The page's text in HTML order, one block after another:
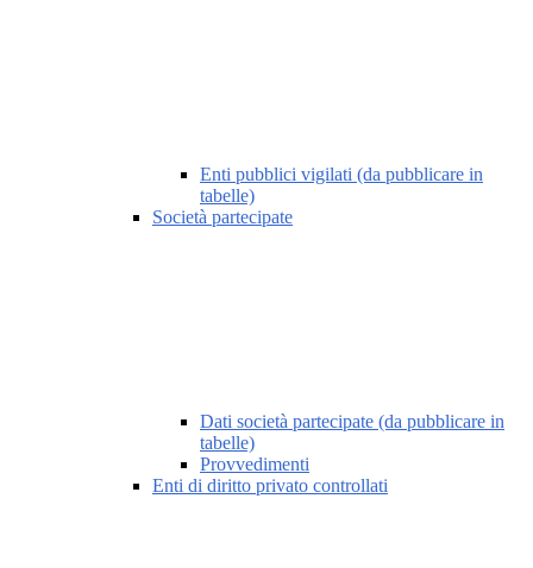
Enti pubblici vigilati (da pubblicare in
tabelle)
Società partecipate
Dati società partecipate (da pubblicare in
tabelle)
Provvedimenti
Enti di diritto privato controllati